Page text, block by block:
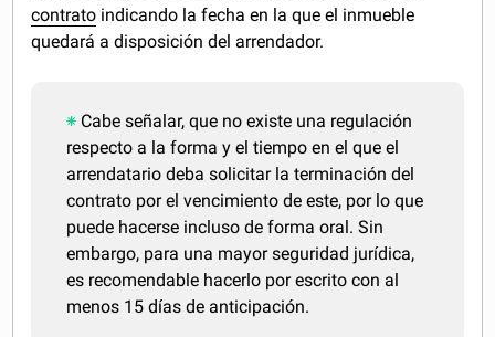
contrato indicando la fecha en la que el inmueble
quedará a disposición del arrendador.
Cabe señalar, que no existe una regulación
respecto a la forma y el tiempo en el que el
arrendatario deba solicitar la terminación del
contrato por el vencimiento de este, por lo que
puede hacerse incluso de forma oral. Sin
embargo, para una mayor seguridad jurídica,
es recomendable hacerlo por escrito con al
menos 15 días de anticipación.